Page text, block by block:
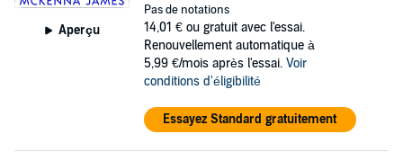
Aperçu
Pas de notations
14,01 € ou gratuit avec l'essai.
Renouvellement automatique à
5,99 €/mois après l'essai. Voir
conditions d'éligibilité
Essayez Standard gratuitement